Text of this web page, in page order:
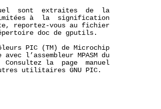
sont  extraites  de  la
à  la  signification
reportez-vous au fichier
doc de gputils.
PIC (TM) de Microchip
avec l’assembleur MPASM du
la  page  manuel
utilitaires GNU PIC.